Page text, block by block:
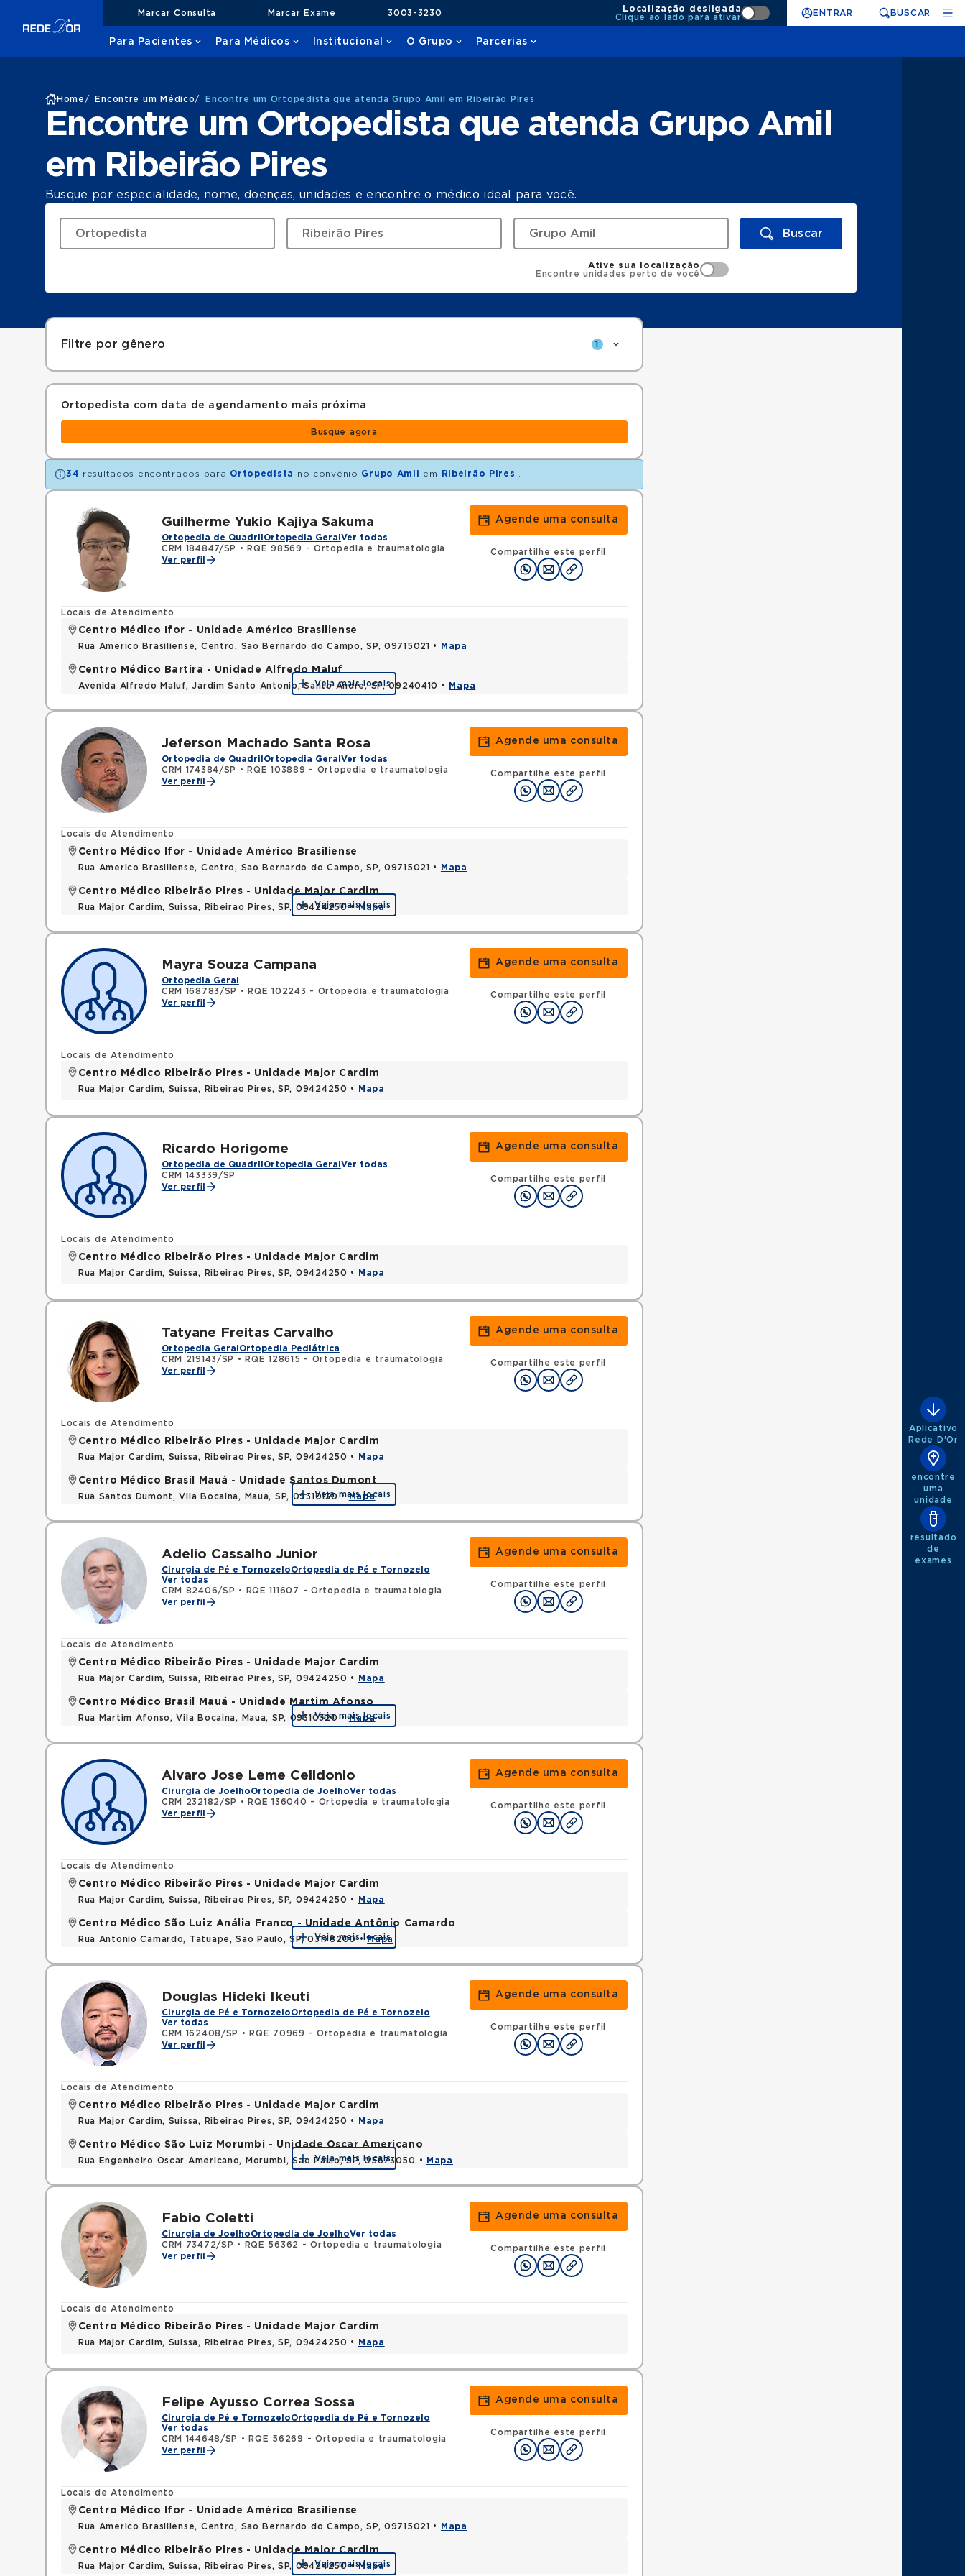
Marcar Consulta Marcar Exame 3003-3230
Localização desligada
Clique ao lado para ativar
ENTRAR BUSCAR
Para Pacientes Para Médicos Institucional O Grupo Parcerias
Home / Encontre um Médico/ Encontre um Ortopedista que atenda Grupo Amil em Ribeirão Pires
Encontre um Ortopedista que atenda Grupo Amil
em Ribeirão Pires
Busque por especialidade, nome, doenças, unidades e encontre o médico ideal para você.
Buscar
Ative sua localização
Encontre unidades perto de você
Filtre por gênero 1
Ortopedista com data de agendamento mais próxima
Busque agora
34 resultados encontrados para Ortopedista no convênio Grupo Amil em Ribeirão Pires
Guilherme Yukio Kajiya Sakuma
Ortopedia de Quadril Ortopedia Geral Ver todas
CRM 184847/SP
•
RQE 98569 - Ortopedia e traumatologia
Ver perfil
Agende uma consulta
Compartilhe este perfil
Locais de Atendimento
Centro Médico Ifor - Unidade Américo Brasiliense
Rua Americo Brasiliense, Centro, Sao Bernardo do Campo, SP, 09715021 • Mapa
Centro Médico Bartira - Unidade Alfredo Maluf
Avenida Alfredo Maluf, Jardim Santo Antonio, Santo Andre, SP, 09240410 • Mapa
Veja mais locais
Jeferson Machado Santa Rosa
Ortopedia de Quadril Ortopedia Geral Ver todas
CRM 174384/SP
•
RQE 103889 - Ortopedia e traumatologia
Ver perfil
Agende uma consulta
Compartilhe este perfil
Locais de Atendimento
Centro Médico Ifor - Unidade Américo Brasiliense
Rua Americo Brasiliense, Centro, Sao Bernardo do Campo, SP, 09715021 • Mapa
Centro Médico Ribeirão Pires - Unidade Major Cardim
Rua Major Cardim, Suissa, Ribeirao Pires, SP, 09424250 •Mapa
Veja mais locais
Mayra Souza Campana
Ortopedia Geral
CRM 168783/SP
•
RQE 102243 - Ortopedia e traumatologia
Ver perfil
Agende uma consulta
Compartilhe este perfil
Locais de Atendimento
Centro Médico Ribeirão Pires - Unidade Major Cardim
Rua Major Cardim, Suissa, Ribeirao Pires, SP, 09424250 • Mapa
Ricardo Horigome
Ortopedia de Quadril Ortopedia Geral Ver todas
CRM 143339/SP
Ver perfil
Agende uma consulta
Compartilhe este perfil
Locais de Atendimento
Centro Médico Ribeirão Pires - Unidade Major Cardim
Rua Major Cardim, Suissa, Ribeirao Pires, SP, 09424250 • Mapa
Tatyane Freitas Carvalho
Ortopedia Geral Ortopedia Pediátrica
CRM 219143/SP
•
RQE 128615 - Ortopedia e traumatologia
Ver perfil
Agende uma consulta
Compartilhe este perfil
Locais de Atendimento
Centro Médico Ribeirão Pires - Unidade Major Cardim
Rua Major Cardim, Suissa, Ribeirao Pires, SP, 09424250 • Mapa
Centro Médico Brasil Mauá - Unidade Santos Dumont
Rua Santos Dumont, Vila Bocaina, Maua, SP, 09310130 •Mapa
Veja mais locais
Adelio Cassalho Junior
Cirurgia de Pé e TornozeloOrtopedia de Pé e Tornozelo
Ver todas
CRM 82406/SP •
RQE 111607 - Ortopedia e traumatologia
Ver perfil
Agende uma consulta
Compartilhe este perfil
Locais de Atendimento
Centro Médico Ribeirão Pires - Unidade Major Cardim
Rua Major Cardim, Suissa, Ribeirao Pires, SP, 09424250 • Mapa
Centro Médico Brasil Mauá - Unidade Martim Afonso
Rua Martim Afonso, Vila Bocaina, Maua, SP, 09310320 •Mapa
Veja mais locais
Alvaro Jose Leme Celidonio
Cirurgia de JoelhoOrtopedia de JoelhoVer todas
CRM 232182/SP
•
RQE 136040 - Ortopedia e traumatologia
Ver perfil
Agende uma consulta
Compartilhe este perfil
Locais de Atendimento
Centro Médico Ribeirão Pires - Unidade Major Cardim
Rua Major Cardim, Suissa, Ribeirao Pires, SP, 09424250 • Mapa
Centro Médico São Luiz Anália Franco - Unidade Antônio Camardo
Rua Antonio Camardo, Tatuape, Sao Paulo, SP, 03178200 •Mapa
Veja mais locais
Douglas Hideki Ikeuti
Cirurgia de Pé e TornozeloOrtopedia de Pé e Tornozelo
Ver todas
CRM 162408/SP
•
RQE 70969 - Ortopedia e traumatologia
Ver perfil
Agende uma consulta
Compartilhe este perfil
Locais de Atendimento
Centro Médico Ribeirão Pires - Unidade Major Cardim
Rua Major Cardim, Suissa, Ribeirao Pires, SP, 09424250 • Mapa
Centro Médico São Luiz Morumbi - Unidade Oscar Americano
Rua Engenheiro Oscar Americano, Morumbi, Sao Paulo, SP, 05673050 • Mapa
Veja mais locais
Fabio Coletti
Cirurgia de JoelhoOrtopedia de JoelhoVer todas
CRM 73472/SP •
RQE 56362 - Ortopedia e traumatologia
Ver perfil
Agende uma consulta
Compartilhe este perfil
Locais de Atendimento
Centro Médico Ribeirão Pires - Unidade Major Cardim
Rua Major Cardim, Suissa, Ribeirao Pires, SP, 09424250 • Mapa
Felipe Ayusso Correa Sossa
Cirurgia de Pé e TornozeloOrtopedia de Pé e Tornozelo
Ver todas
CRM 144648/SP
•
RQE 56269 - Ortopedia e traumatologia
Ver perfil
Agende uma consulta
Compartilhe este perfil
Locais de Atendimento
Centro Médico Ifor - Unidade Américo Brasiliense
Rua Americo Brasiliense, Centro, Sao Bernardo do Campo, SP, 09715021 • Mapa
Centro Médico Ribeirão Pires - Unidade Major Cardim
Rua Major Cardim, Suissa, Ribeirao Pires, SP, 09424250 •Mapa
Veja mais locais
Aplicativo
Rede D'Or
encontre
uma
unidade
resultado
de
exames